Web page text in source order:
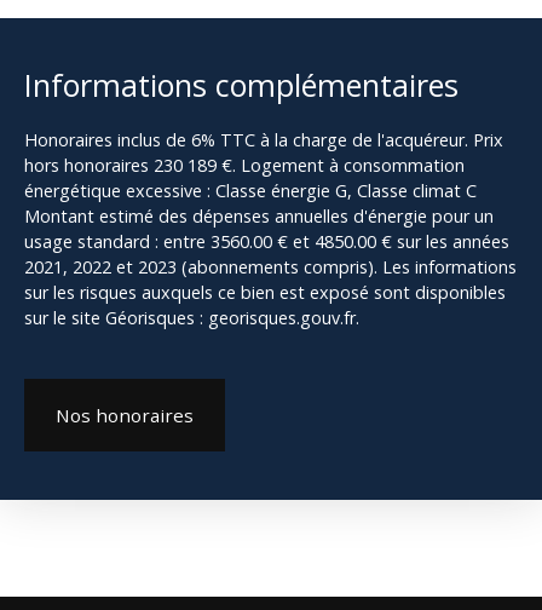
Informations complémentaires
Honoraires inclus de 6% TTC à la charge de l'acquéreur. Prix
hors honoraires 230 189 €. Logement à consommation
énergétique excessive : Classe énergie G, Classe climat C
Montant estimé des dépenses annuelles d'énergie pour un
usage standard : entre 3560.00 € et 4850.00 € sur les années
2021, 2022 et 2023 (abonnements compris). Les informations
sur les risques auxquels ce bien est exposé sont disponibles
sur le site Géorisques : georisques.gouv.fr.
Nos honoraires